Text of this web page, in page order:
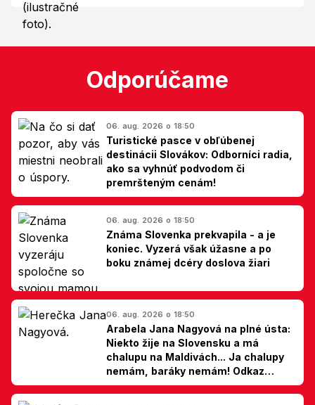
Odporúčame
06. aug. 2026 o 18:50
Turistické pasce v obľúbenej
destinácii Slovákov: Odborníci radia,
ako sa vyhnúť podvodom či
premršteným cenám!
06. aug. 2026 o 18:50
Známa Slovenka prekvapila - a je
koniec. Vyzerá však úžasne a po
boku známej dcéry doslova žiari
06. aug. 2026 o 18:50
Arabela Jana Nagyová na plné ústa:
Niekto žije na Slovensku a má
chalupu na Maldivách... Ja chalupy
nemám, baráky nemám! Odkaz
Slovákom